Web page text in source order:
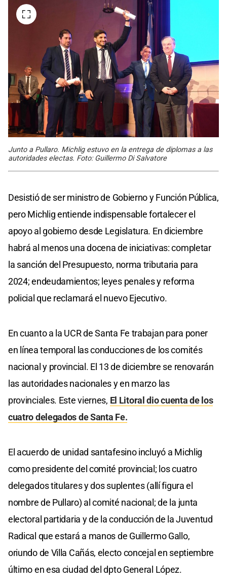
Junto a Pullaro. Michlig estuvo en la entrega de diplomas a las
autoridades electas. Foto: Guillermo Di Salvatore
Desistió de ser ministro de Gobierno y Función Pública,
pero Michlig entiende indispensable fortalecer el
apoyo al gobierno desde Legislatura. En diciembre
habrá al menos una docena de iniciativas: completar
la sanción del Presupuesto, norma tributaria para
2024; endeudamientos; leyes penales y reforma
policial que reclamará el nuevo Ejecutivo.
En cuanto a la UCR de Santa Fe trabajan para poner
en línea temporal las conducciones de los comités
nacional y provincial. El 13 de diciembre se renovarán
las autoridades nacionales y en marzo las
provinciales. Este viernes, El Litoral dio cuenta de los
cuatro delegados de Santa Fe.
El acuerdo de unidad santafesino incluyó a Michlig
como presidente del comité provincial; los cuatro
delegados titulares y dos suplentes (allí figura el
nombre de Pullaro) al comité nacional; de la junta
electoral partidaria y de la conducción de la Juventud
Radical que estará a manos de Guillermo Gallo,
oriundo de Villa Cañás, electo concejal en septiembre
último en esa ciudad del dpto General López.